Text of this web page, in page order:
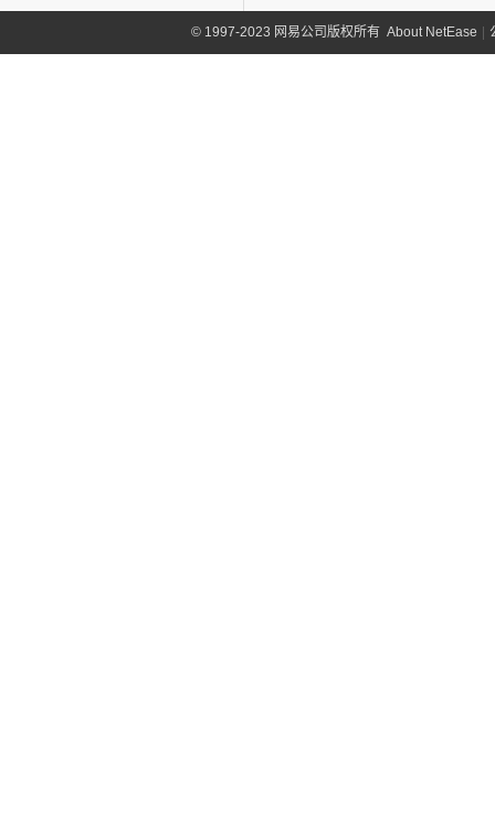
©1997-2023 网易公司版权所有 About NetEase